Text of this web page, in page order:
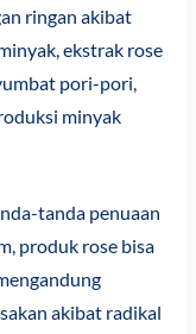
ringan akibat
ekstrak rose
pori-pori,
minyak
tanda penuaan
produk rose bisa
akibat radikal